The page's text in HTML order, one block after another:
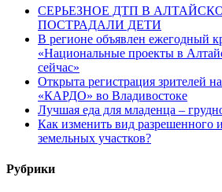
СЕРЬЕЗНОЕ ДТП В
ПОСТРАДАЛИ ДЕТИ
В регионе объявлен ежегодный
«Национальные проекты в
сейчас»
Открыта регистрация зрителей
«КАРДО» во Владивостоке
Лучшая еда для младенца –
Как изменить вид разрешенного
земельных участков?
Рубрики